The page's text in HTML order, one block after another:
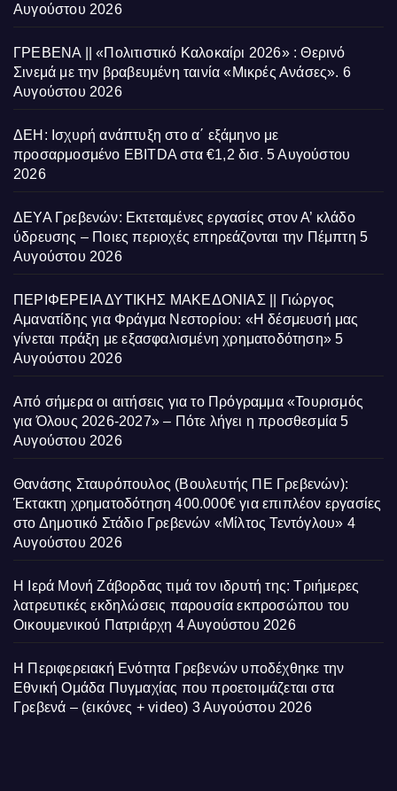
Αυγούστου 2026
ΓΡΕΒΕΝΑ || «Πολιτιστικό Καλοκαίρι 2026» : Θερινό
Σινεμά με την βραβευμένη ταινία «Μικρές Ανάσες». 6
Αυγούστου 2026
ΔΕΗ: Ισχυρή ανάπτυξη στο α΄ εξάμηνο με
προσαρμοσμένο EBITDA στα €1,2 δισ. 5 Αυγούστου
2026
ΔΕΥΑ Γρεβενών: Εκτεταμένες εργασίες στον Α’ κλάδο
ύδρευσης – Ποιες περιοχές επηρεάζονται την Πέμπτη 5
Αυγούστου 2026
ΠΕΡΙΦΕΡΕΙΑ ΔΥΤΙΚΗΣ ΜΑΚΕΔΟΝΙΑΣ || Γιώργος
Αμανατίδης για Φράγμα Νεστορίου: «Η δέσμευσή μας
γίνεται πράξη με εξασφαλισμένη χρηματοδότηση» 5
Αυγούστου 2026
Από σήμερα οι αιτήσεις για το Πρόγραμμα «Τουρισμός
για Όλους 2026-2027» – Πότε λήγει η προσθεσμία 5
Αυγούστου 2026
Θανάσης Σταυρόπουλος (Βουλευτής ΠΕ Γρεβενών):
Έκτακτη χρηματοδότηση 400.000€ για επιπλέον εργασίες
στο Δημοτικό Στάδιο Γρεβενών «Μίλτος Τεντόγλου» 4
Αυγούστου 2026
Η Ιερά Μονή Ζάβορδας τιμά τον ιδρυτή της: Τριήμερες
λατρευτικές εκδηλώσεις παρουσία εκπροσώπου του
Οικουμενικού Πατριάρχη 4 Αυγούστου 2026
Η Περιφερειακή Ενότητα Γρεβενών υποδέχθηκε την
Εθνική Ομάδα Πυγμαχίας που προετοιμάζεται στα
Γρεβενά – (εικόνες + video) 3 Αυγούστου 2026